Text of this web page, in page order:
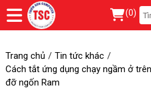
(0)
Trang chủ
Tin tức khác
Cách tắt ứng dụng chạy ngầm ở
đỡ ngốn Ram